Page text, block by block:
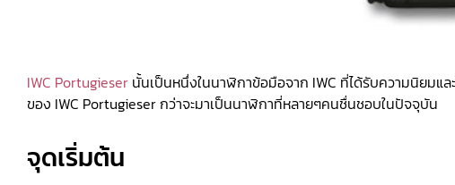
IWC Portugieser นั้นเป็นหนึ่งในนาฬิกาข้อมือจาก IWC ที่ได้รับความนิยมแ
ของ IWC Portugieser กว่าจะมาเป็นนาฬิกาที่หลายๆคนชื่นชอบในปัจจุบัน
จุดเริ่มต้น